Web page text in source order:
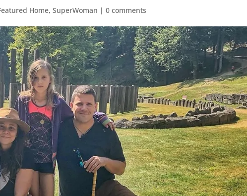
Home,SuperWoman |0 comments